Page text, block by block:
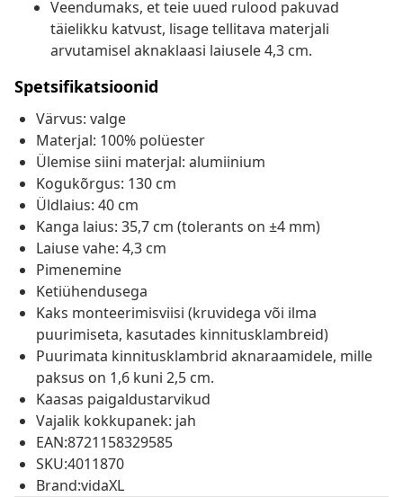
Veendumaks, et teie uued rulood pakuvad
täielikku katvust, lisage tellitava materjali
arvutamisel aknaklaasi laiusele 4,3 cm.
Spetsifikatsioonid
Värvus: valge
Materjal: 100% polüester
Ülemise siini materjal: alumiinium
Kogukõrgus: 130 cm
Üldlaius: 40 cm
Kanga laius: 35,7 cm (tolerants on ±4 mm)
Laiuse vahe: 4,3 cm
Pimenemine
Ketiühendusega
Kaks monteerimisviisi (kruvidega või ilma
puurimiseta, kasutades kinnitusklambreid)
Puurimata kinnitusklambrid aknaraamidele, mille
paksus on 1,6 kuni 2,5 cm.
Kaasas paigaldustarvikud
Vajalik kokkupanek: jah
EAN:8721158329585
SKU:4011870
Brand:vidaXL